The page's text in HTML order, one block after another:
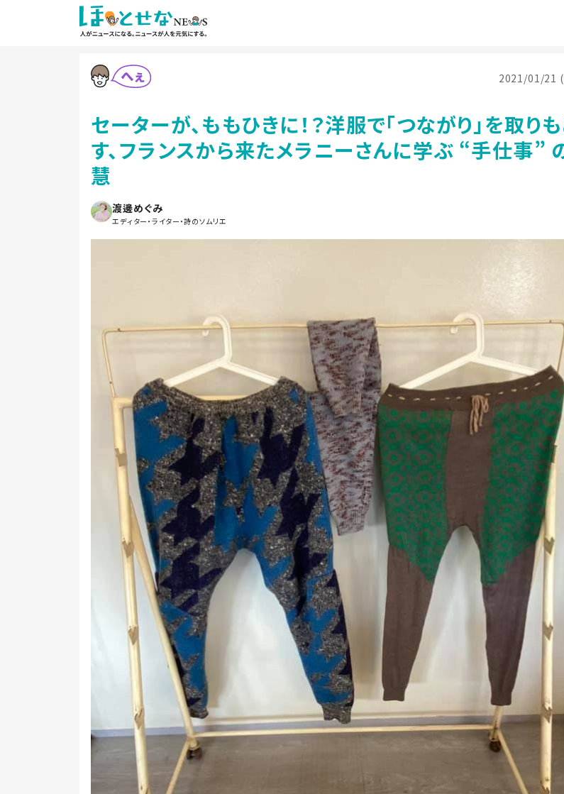
2021/01/21
セーターが、ももひきに！？洋服で「つながり」を取り
す、フランスから来たメラニーさんに学ぶ “手仕事”
慧
渡邊めぐみ
エディター・ライター・詩のソムリエ